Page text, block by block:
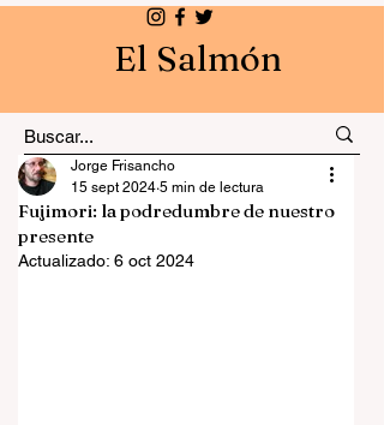
El Salmón
Fujimori: la podredumbre de nuestro
presente
Jorge Frisancho
15 sept 2024 5 min de lectura
Actualizado: 6 oct 2024